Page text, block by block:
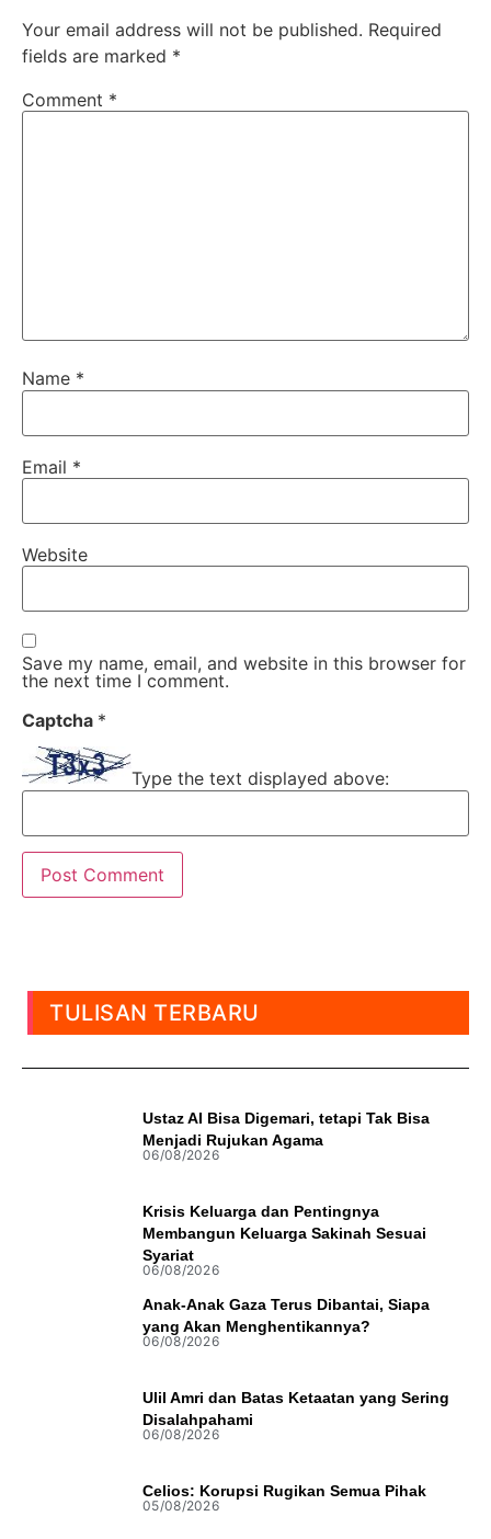
Your email address will not be published. Required
fields are marked *
Comment *
Name *
Email *
Website
Save my name, email, and website in this browser for
the next time I comment.
Captcha *
Type the text displayed above:
TULISAN TERBARU
Ustaz AI Bisa Digemari, tetapi Tak Bisa
Menjadi Rujukan Agama
06/08/2026
Krisis Keluarga dan Pentingnya
Membangun Keluarga Sakinah Sesuai
Syariat
06/08/2026
Anak-Anak Gaza Terus Dibantai, Siapa
yang Akan Menghentikannya?
06/08/2026
Ulil Amri dan Batas Ketaatan yang Sering
Disalahpahami
06/08/2026
Celios: Korupsi Rugikan Semua Pihak
05/08/2026